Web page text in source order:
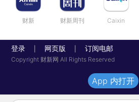
财新 财新周刊 Caixin
登录 网页版 订阅电邮
Copyright 财新网 All Rights Reserved
App 内打开